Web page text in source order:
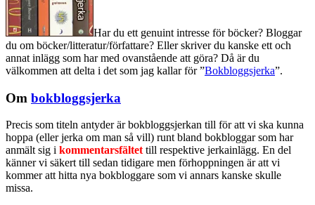
Har du ett genuint intresse för böcker? Bloggar
du om böcker/litteratur/författare? Eller skriver du kanske ett och
annat inlägg som har med ovanstående att göra? Då är du
välkommen att delta i det som jag kallar för ”Bokbloggsjerka”.
Om bokbloggsjerka
Precis som titeln antyder är bokbloggsjerkan till för att vi ska kunna
hoppa (eller jerka om man så vill) runt bland bokbloggar som har
anmält sig i kommentarsfältet till respektive jerkainlägg. En del
känner vi säkert till sedan tidigare men förhoppningen är att vi
kommer att hitta nya bokbloggare som vi annars kanske skulle
missa.